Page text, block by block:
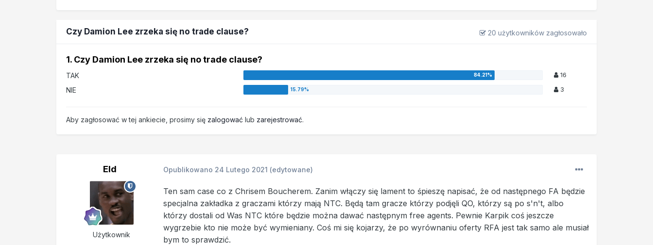
Czy Damion Lee zrzeka się no trade clause? 20 użytkowników zagłosowało
1. Czy Damion Lee zrzeka się no trade clause?
TAK 16
NIE 3
Aby zagłosować w tej ankiecie, prosimy się zalogować lub zarejestrować.
Eld
Użytkownik
Opublikowano 24 Lutego 2021 (edytowane)
Ten sam case co z Chrisem Boucherem. Zanim włączy się lament to śpieszę napisać, że od następnego FA będzie
specjalna zakładka z graczami którzy mają NTC. Będą tam gracze którzy podjęli QO, którzy są po s'n't, albo
którzy dostali od Was NTC które będzie można dawać następnym free agents. Pewnie Karpik coś jeszcze
wygrzebie kto nie może być wymieniany. Coś mi się kojarzy, że po wyrównaniu oferty RFA jest tak samo ale musiał
bym to sprawdzić.